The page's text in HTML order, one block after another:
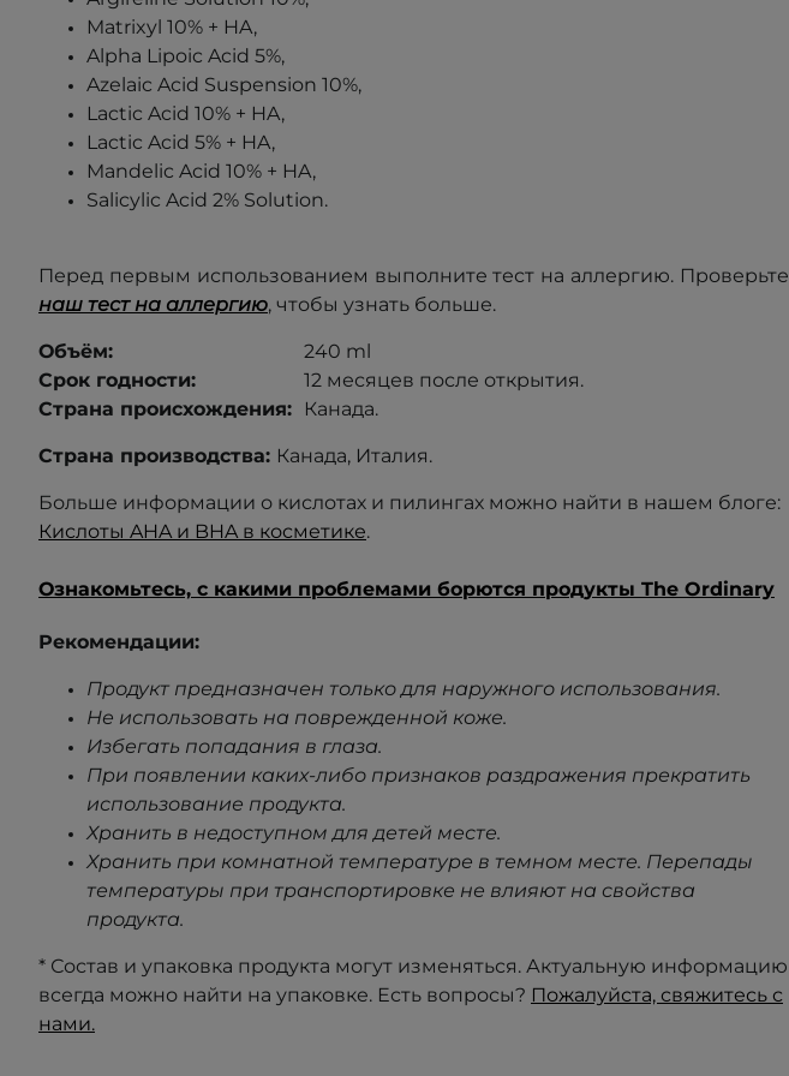
Matrixyl 10% + HA,
Alpha Lipoic Acid 5%,
Azelaic Acid Suspension 10%,
Lactic Acid 10% + HA,
Lactic Acid 5% + HA,
Mandelic Acid 10% + HA,
Salicylic Acid 2% Solution.
Перед первым использованием выполните тест на аллергию. Проверьте
наш тест на аллергию, чтобы узнать больше.
Объём:
240 ml
Срок годности:
12 месяцев после открытия.
Страна происхождения:
Канада.
Страна производства: Канада, Италия.
Больше информации о кислотах и пилингах можно найти в нашем блоге:
Кислоты AHA и BHA в косметике.
Ознакомьтесь, с какими проблемами борются продукты The Ordinary
Рекомендации:
Продукт предназначен только для наружного использования.
Не использовать на поврежденной коже.
Избегать попадания в глаза.
При появлении каких-либо признаков раздражения прекратить
использование продукта.
Хранить в недоступном для детей месте.
Хранить при комнатной температуре в темном месте. Перепады
температуры при транспортировке не влияют на свойства
продукта.
* Состав и упаковка продукта могут изменяться. Актуальную информацию
всегда можно найти на упаковке. Есть вопросы? Пожалуйста, свяжитесь с
нами.